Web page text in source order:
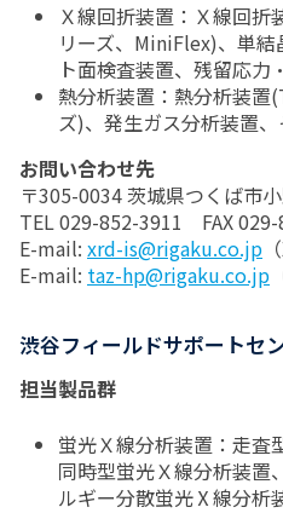
Ｘ線回折装置：Ｘ線回
リーズ、MiniFlex)、単
ト面検査装置、残留応力
熱分析装置：熱分析装置
ズ)、発生ガス分析装置
お問い合わせ先
〒305-0034 茨城県つくば市
TEL 029-852-3911 FAX 029-
E-mail: xrd-is@rigaku.co.jp
E-mail: taz-hp@rigaku.co.jp
渋谷フィールドサポートセ
担当製品群
蛍光Ｘ線分析装置：走査
同時型蛍光Ｘ線分析装置
ルギー分散蛍光Ⅹ線分析